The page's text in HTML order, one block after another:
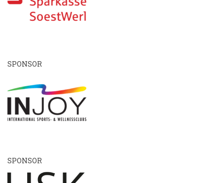
SPONSOR
SPONSOR